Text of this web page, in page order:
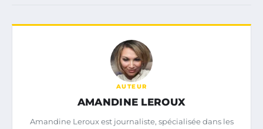
AUTEUR
AMANDINE LEROUX
Amandine Leroux est journaliste, spécialisée dans les